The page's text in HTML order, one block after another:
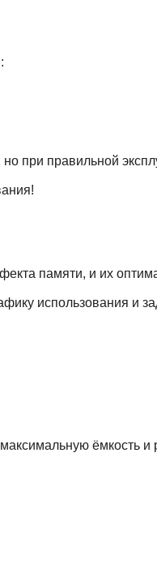
при правильной
памяти, и их
использования и
ёмкость